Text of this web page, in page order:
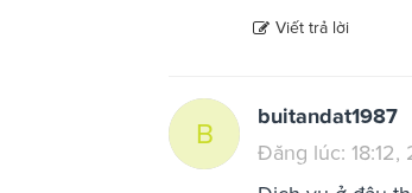
Viết trả lời
B
buitandat1987
Đăng lúc: 18:12,